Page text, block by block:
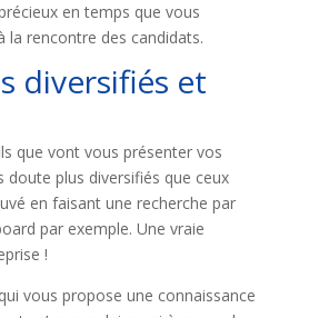
en temps que vous
la rencontre des candidats.
diversifiés et
que vont vous présenter vos
doute plus diversifiés que ceux
en faisant une recherche par
par exemple. Une vraie
!
vous propose une connaissance